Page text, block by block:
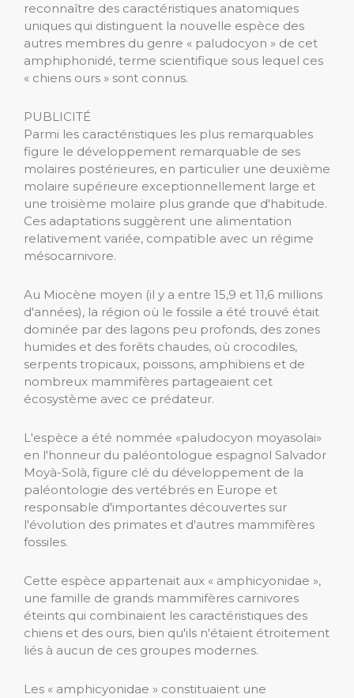
reconnaître des caractéristiques anatomiques
uniques qui distinguent la nouvelle espèce des
autres membres du genre « paludocyon » de cet
amphiphonidé, terme scientifique sous lequel ces
« chiens ours » sont connus.
PUBLICITÉ
Parmi les caractéristiques les plus remarquables
figure le développement remarquable de ses
molaires postérieures, en particulier une deuxième
molaire supérieure exceptionnellement large et
une troisième molaire plus grande que d'habitude.
Ces adaptations suggèrent une alimentation
relativement variée, compatible avec un régime
mésocarnivore.
Au Miocène moyen (il y a entre 15,9 et 11,6 millions
d'années), la région où le fossile a été trouvé était
dominée par des lagons peu profonds, des zones
humides et des forêts chaudes, où crocodiles,
serpents tropicaux, poissons, amphibiens et de
nombreux mammifères partageaient cet
écosystème avec ce prédateur.
L'espèce a été nommée «paludocyon moyasolai»
en l'honneur du paléontologue espagnol Salvador
Moyà-Solà, figure clé du développement de la
paléontologie des vertébrés en Europe et
responsable d'importantes découvertes sur
l'évolution des primates et d'autres mammifères
fossiles.
Cette espèce appartenait aux « amphicyonidae »,
une famille de grands mammifères carnivores
éteints qui combinaient les caractéristiques des
chiens et des ours, bien qu'ils n'étaient étroitement
liés à aucun de ces groupes modernes.
Les « amphicyonidae » constituaient une